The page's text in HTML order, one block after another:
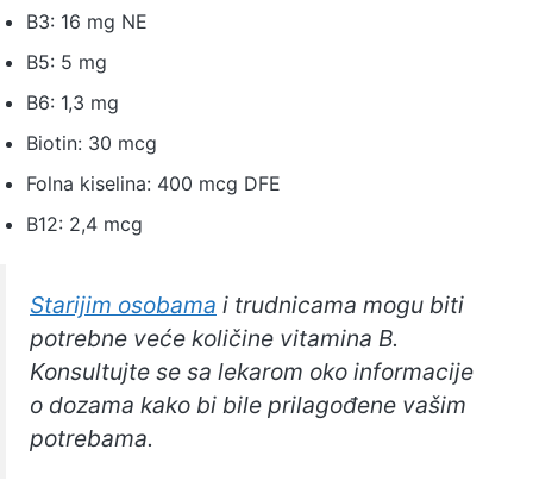
B3: 16 mg NE
B5: 5 mg
B6: 1,3 mg
Biotin: 30 mcg
Folna kiselina: 400 mcg DFE
B12: 2,4 mcg
Starijim osobama i trudnicama mogu biti
potrebne veće količine vitamina B.
Konsultujte se sa lekarom oko informacije
o dozama kako bi bile prilagođene vašim
potrebama.